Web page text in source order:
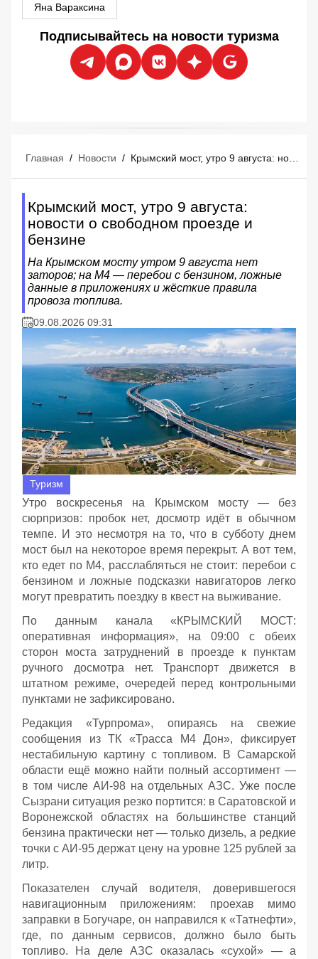
Яна Вараксина
Подписывайтесь на новости туризма
Главная / Новости /
Крымский мост, утро 9 августа:
новости о свободном проезде и
бензине
На Крымском мосту утром 9 августа нет
заторов; на М4 — перебои с бензином, ложные
данные в приложениях и жёсткие правила
провоза топлива.
09.08.2026 09:31
Туризм
Утро воскресенья на Крымском мосту — без
сюрпризов: пробок нет, досмотр идёт в обычном
темпе. И это несмотря на то, что в субботу днем
мост был на некоторое время перекрыт. А вот тем,
кто едет по М4, расслабляться не стоит: перебои с
бензином и ложные подсказки навигаторов легко
могут превратить поездку в квест на выживание.
По данным канала «КРЫМСКИЙ МОСТ:
оперативная информация», на 09:00 с обеих
сторон моста затруднений в проезде к пунктам
ручного досмотра нет. Транспорт движется в
штатном режиме, очередей перед контрольными
пунктами не зафиксировано.
Редакция «Турпрома», опираясь на свежие
сообщения из ТК «Трасса М4 Дон», фиксирует
нестабильную картину с топливом. В Самарской
области ещё можно найти полный ассортимент —
в том числе АИ‑98 на отдельных АЗС. Уже после
Сызрани ситуация резко портится: в Саратовской и
Воронежской областях на большинстве станций
бензина практически нет — только дизель, а редкие
точки с АИ‑95 держат цену на уровне 125 рублей за
литр.
Показателен случай водителя, доверившегося
навигационным приложениям: проехав мимо
заправки в Богучаре, он направился к «Татнефти»,
где, по данным сервисов, должно было быть
топливо. На деле АЗС оказалась «сухой» — а